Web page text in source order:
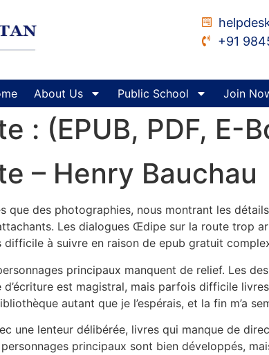
+91
About Us Public School Join
: (EPUB, PDF, E-
– Henry Bauchau
des photographies, nous montrant les
Les dialogues Œdipe sur la route trop
à suivre en raison de epub gratuit
principaux manquent de relief. Les
est magistral, mais parfois difficile
autant que je l’espérais, et la fin m’a
une lenteur délibérée, livres qui manque de
principaux sont bien développés,